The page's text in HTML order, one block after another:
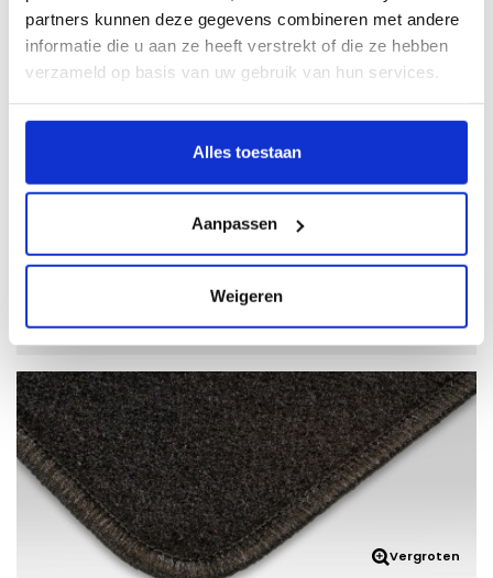
partners kunnen deze gegevens combineren met andere
informatie die u aan ze heeft verstrekt of die ze hebben
verzameld op basis van uw gebruik van hun services.
Alles toestaan
Aanpassen
Weigeren
Kwaliteit
Kies een kleur
Kies Rubber
Vergroten